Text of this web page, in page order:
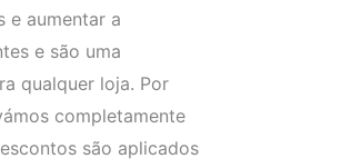
e aumentar a
e são uma
qualquer loja. Por
completamente
são aplicados